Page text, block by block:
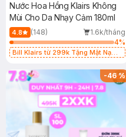
Nước Hoa Hồng Klairs Không
Mùi Cho Da Nhạy Cảm 180ml
4.8 (148)
1.6k/tháng
4%
Bill Klairs từ 299k Tặng Mặt Nạ
25ml (SL Có Hạn)
-46%